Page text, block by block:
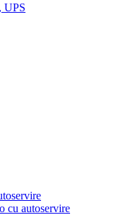
UPS
cu autoservire